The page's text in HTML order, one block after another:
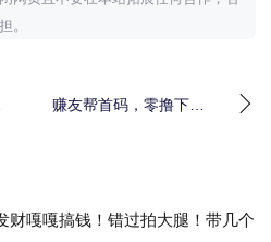
。
赚友帮首码，零撸下载
财嘎嘎搞钱！错过拍大腿！带几个